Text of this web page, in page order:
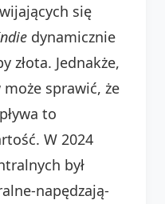
się
dynamicznie
złota. Jednakże,
sprawić, że
to
W 2024
był
napędzają-